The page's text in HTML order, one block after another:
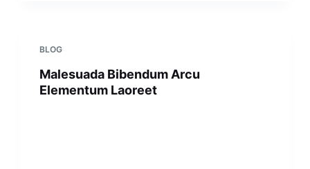
BLOG
Malesuada Bibendum Arcu
Elementum Laoreet